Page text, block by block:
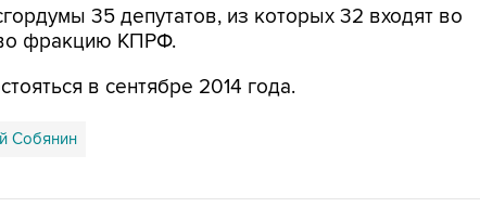
35 депутатов, из которых 32 входят во
фракцию КПРФ.
в сентябре 2014 года.
Собянин